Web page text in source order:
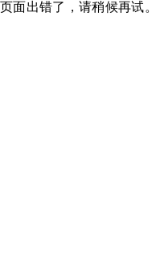
页面出错了，请稍候再试。